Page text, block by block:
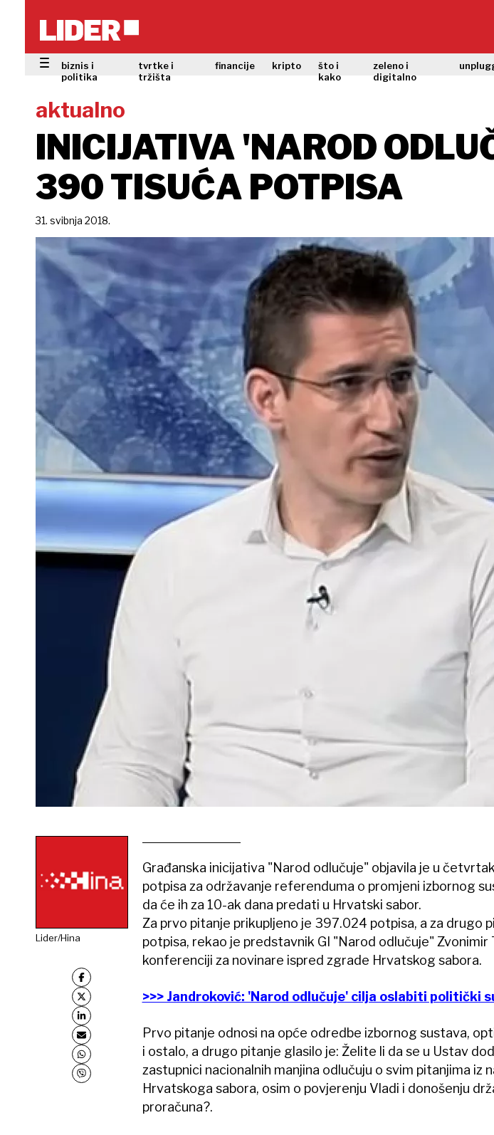
biznis i
politika
tvrtke i
tržišta
financije kripto
što i
kako
zeleno i
digitalno
aktualno
INICIJATIVA 'NAROD
390 TISUĆA POTPISA
31. svibnja 2018.
Lider/Hina
Građanska inicijativa "Narod odlučuje" objavila je u
potpisa za održavanje referenduma o promjeni izbornog
da će ih za 10-ak dana predati u Hrvatski sabor.
Za prvo pitanje prikupljeno je 397.024 potpisa, a za drugo
potpisa, rekao je predstavnik GI "Narod odlučuje" Zvonimir
konferenciji za novinare ispred zgrade Hrvatskog sabora.
>>> Jandroković: 'Narod odlučuje' cilja oslabiti politički
Prvo pitanje odnosi na opće odredbe izbornog sustava,
i ostalo, a drugo pitanje glasilo je: Želite li da se u Ustav
zastupnici nacionalnih manjina odlučuju o svim pitanjima iz
Hrvatskoga sabora, osim o povjerenju Vladi i donošenju
proračuna?.